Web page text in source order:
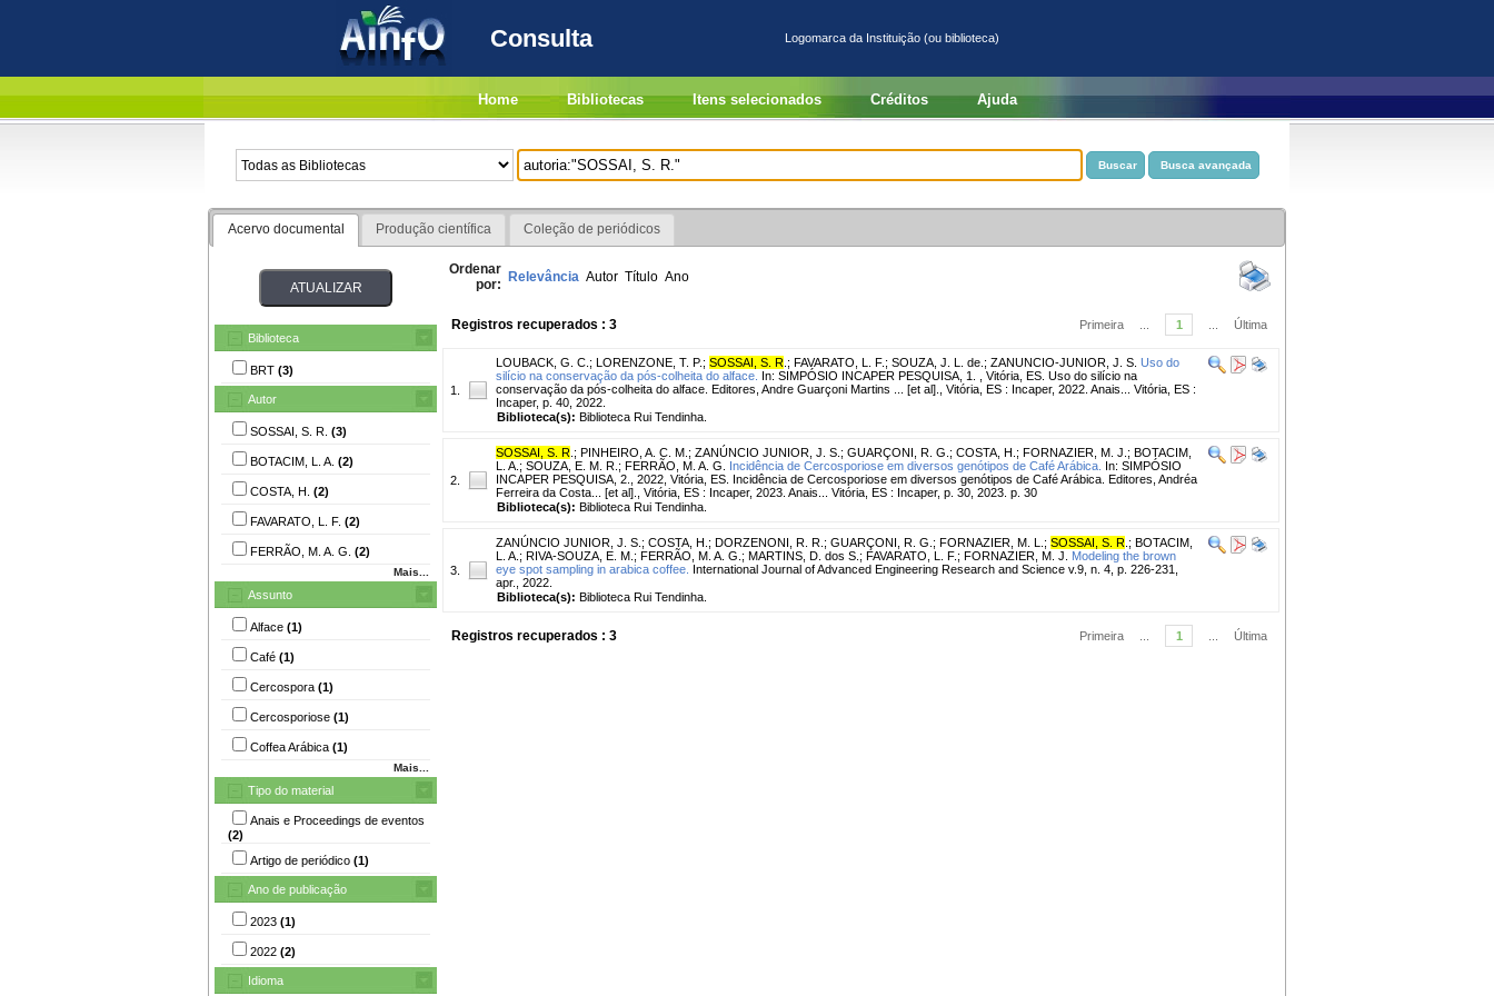
Consulta Logomarca da Instituição (ou biblioteca)
Home Bibliotecas Itens selecionados Créditos Ajuda
Acervo documental Produção científica Coleção de periódicos
Biblioteca
BRT (3)
Autor
SOSSAI, S. R. (3)
BOTACIM, L. A. (2)
COSTA, H. (2)
FAVARATO, L. F. (2)
FERRÃO, M. A. G. (2)
Mais...
Assunto
Alface (1)
Café (1)
Cercospora (1)
Cercosporiose (1)
Coffea Arábica (1)
Mais...
Tipo do material
Anais e Proceedings de eventos
(2)
Artigo de periódico (1)
Ano de publicação
2023 (1)
2022 (2)
Idioma
Ordenar
por: Relevância Autor Título Ano
Registros recuperados : 3 Primeira 1 Última
1.
LOUBACK, G. C. ; LORENZONE, T. P. ; SOSSAI, S. R ; FAVARATO, L. F. ; SOUZA, J. L. de. ; ZANUNCIO-JUNIOR, J. S. Uso do
silício na conservação da pós-colheita do alface. In: SIMPÓSIO INCAPER PESQUISA, 1. , Vitória, ES. Uso do silício na
conservação da pós-colheita do alface. Editores, Andre Guarçoni Martins ... [et al]., Vitória, ES : Incaper, 2022. Anais... Vitória, ES :
Incaper, p. 40, 2022.
Biblioteca(s): Biblioteca Rui Tendinha.
2.
SOSSAI, S. R ; PINHEIRO, A. C. M. ; ZANÚNCIO JUNIOR, J. S. ; GUARÇONI, R. G. ; COSTA, H. ; FORNAZIER, M. J. ; BOTACIM,
L. A. ; SOUZA, E. M. R. ; FERRÃO, M. A. G. Incidência de Cercosporiose em diversos genótipos de Café Arábica. In: SIMPÓSIO
INCAPER PESQUISA, 2., 2022, Vitória, ES. Incidência de Cercosporiose em diversos genótipos de Café Arábica. Editores, Andréa
Ferreira da Costa... [et al]., Vitória, ES : Incaper, 2023. Anais... Vitória, ES : Incaper, p. 30, 2023. p. 30
Biblioteca(s): Biblioteca Rui Tendinha.
3.
ZANÚNCIO JUNIOR, J. S. ; COSTA, H. ; DORZENONI, R. R. ; GUARÇONI, R. G. ; FORNAZIER, M. L. ; SOSSAI, S. R ; BOTACIM,
L. A. ; RIVA-SOUZA, E. M. ; FERRÃO, M. A. G. ; MARTINS, D. dos S. ; FAVARATO, L. F. ; FORNAZIER, M. J.
Modeling the brown
eye spot sampling in arabica coffee. International Journal of Advanced Engineering Research and Science v.9, n. 4, p. 226-231,
apr., 2022.
Biblioteca(s): Biblioteca Rui Tendinha.
Registros recuperados : 3 Primeira 1 Última